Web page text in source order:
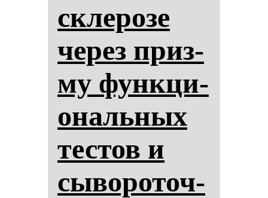
скле­ро­зе
че­рез приз­
му фун­кци­
ональ­ных
тес­тов и
сы­во­ро­точ­